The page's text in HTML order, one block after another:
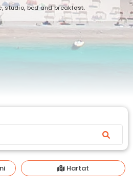
studio, bed and breakfast.
Hartat